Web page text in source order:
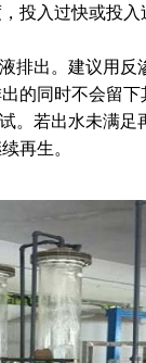
投入过快或投
排出。建议用反
的同时不会留下
。若出水未满足
再生。